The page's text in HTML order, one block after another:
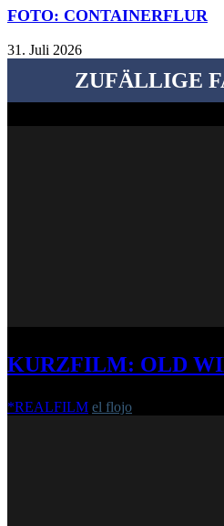
FOTO: CONTAINERFLUR
31. Juli 2026
ZUFÄLLIGE
KURZFILM: OLD
*REALFILM el flojo